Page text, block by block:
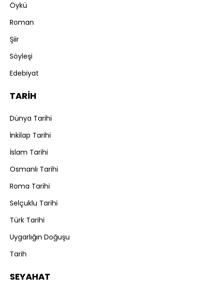
Öykü
Roman
Şiir
Söyleşi
Edebiyat
TARİH
Dünya Tarihi
İnkilap Tarihi
İslam Tarihi
Osmanlı Tarihi
Roma Tarihi
Selçuklu Tarihi
Türk Tarihi
Uygarlığın Doğuşu
Tarih
SEYAHAT